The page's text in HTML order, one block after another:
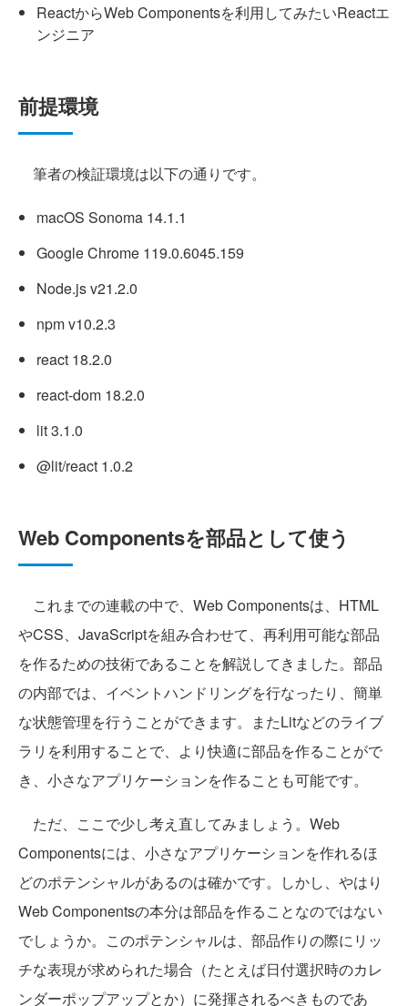
ReactからWeb Componentsを利用してみたいReactエ
ンジニア
前提環境
筆者の検証環境は以下の通りです。
macOS Sonoma 14.1.1
Google Chrome 119.0.6045.159
Node.js v21.2.0
npm v10.2.3
react 18.2.0
react-dom 18.2.0
lit 3.1.0
@lit/react 1.0.2
Web Componentsを部品として使う
これまでの連載の中で、Web Componentsは、HTML
やCSS、JavaScriptを組み合わせて、再利用可能な部品
を作るための技術であることを解説してきました。部品
の内部では、イベントハンドリングを行なったり、簡単
な状態管理を行うことができます。またLitなどのライブ
ラリを利用することで、より快適に部品を作ることがで
き、小さなアプリケーションを作ることも可能です。
ただ、ここで少し考え直してみましょう。Web
Componentsには、小さなアプリケーションを作れるほ
どのポテンシャルがあるのは確かです。しかし、やはり
Web Componentsの本分は部品を作ることなのではない
でしょうか。このポテンシャルは、部品作りの際にリッ
チな表現が求められた場合（たとえば日付選択時のカレ
ンダーポップアップとか）に発揮されるべきものであ